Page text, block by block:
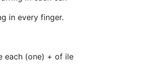
in every finger.
each (one) + of ile